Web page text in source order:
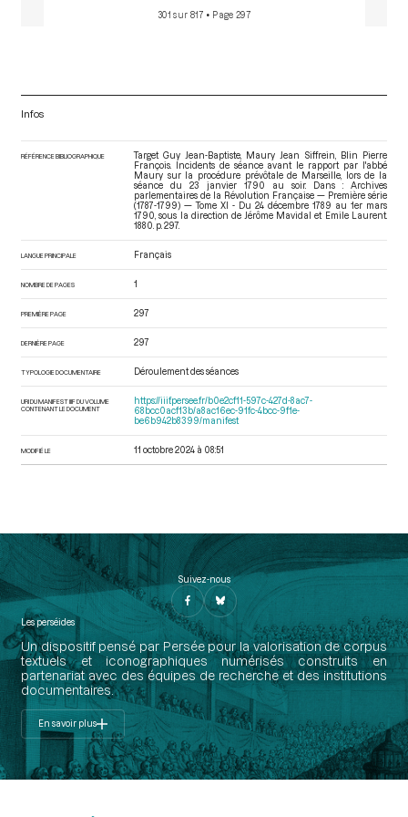
301 sur 817 • Page 297
Infos
RÉFÉRENCE BIBLIOGRAPHIQUE
Target Guy Jean-Baptiste, Maury Jean Siffrein, Blin Pierre
François. Incidents de séance avant le rapport par l'abbé
Maury sur la procédure prévôtale de Marseille, lors de la
séance du 23 janvier 1790 au soir. Dans : Archives
parlementaires de la Révolution Française — Première série
(1787-1799) — Tome XI - Du 24 décembre 1789 au 1er mars
1790 , sous la direction de Jérôme Mavidal et Emile Laurent.
1880. p. 297.
LANGUE PRINCIPALE Français
NOMBRE DE PAGES 1
PREMIÈRE PAGE 297
DERNIÈRE PAGE 297
TYPOLOGIE DOCUMENTAIRE Déroulement des séances
URI DU MANIFEST IIIF DU VOLUME
CONTENANT LE DOCUMENT
https://iiif.persee.fr/b0e2cf11-597c-427d-8ac7-
68bcc0acf13b/a8ac16ec-91fc-4bcc-9f1e-
be6b942b8399/manifest
MODIFIÉ LE 11 octobre 2024 à 08:51
Suivez-nous
Les perséides
Un dispositif pensé par Persée pour la valorisation de corpus
textuels et iconographiques numérisés construits en
partenariat avec des équipes de recherche et des institutions
documentaires.
En savoir plus